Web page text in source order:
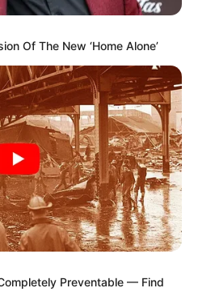
Of The New ‘Home Alone’
Preventable — Find